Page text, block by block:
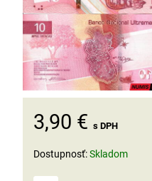
3,90 € s DPH
Dostupnosť:Skladom